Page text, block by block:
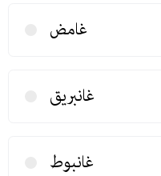
غامض
غانبریق
غانبوط